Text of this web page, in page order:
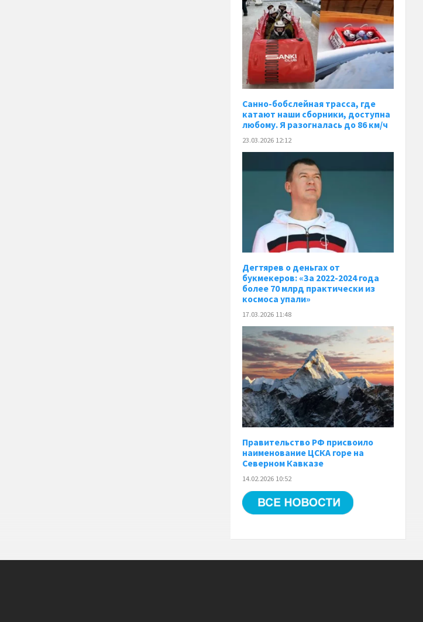
Санно-бобслейная трасса, где
катают наши сборники, доступна
любому. Я разогналась до 86 км/ч
23.03.2026 12:12
Дегтярев о деньгах от
букмекеров: «За 2022-2024 года
более 70 млрд практически из
космоса упали»
17.03.2026 11:48
Правительство РФ присвоило
наименование ЦСКА горе на
Северном Кавказе
14.02.2026 10:52